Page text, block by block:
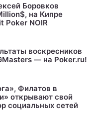
Боровков
на Кипре
Poker NOIR
воскресников
— на Poker.ru!
Филатов в
открывают свой
социальных сетей